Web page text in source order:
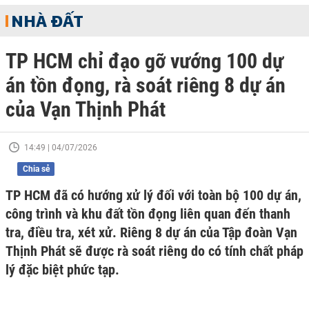
NHÀ ĐẤT
TP HCM chỉ đạo gỡ vướng 100 dự
án tồn đọng, rà soát riêng 8 dự án
của Vạn Thịnh Phát
14:49 | 04/07/2026
Chia sẻ
TP HCM đã có hướng xử lý đối với toàn bộ 100 dự án,
công trình và khu đất tồn đọng liên quan đến thanh
tra, điều tra, xét xử. Riêng 8 dự án của Tập đoàn Vạn
Thịnh Phát sẽ được rà soát riêng do có tính chất pháp
lý đặc biệt phức tạp.